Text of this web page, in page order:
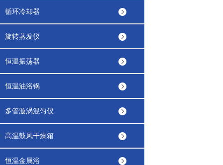
循环冷却器
旋转蒸发仪
恒温振荡器
恒温油浴锅
多管漩涡混匀仪
高温鼓风干燥箱
恒温金属浴